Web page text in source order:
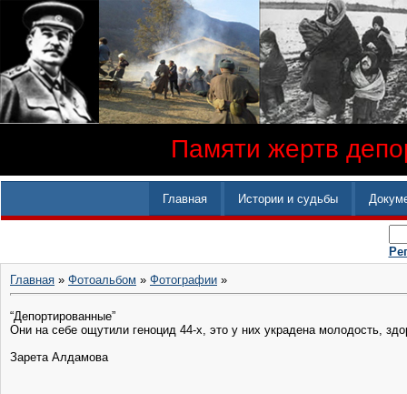
Памяти жертв
Главная Истории и судьбы
Главная » Фотоальбом » Фотографии »
“Депортированные”
Они на себе ощутили геноцид 44-х, это у них украдена молодость,
Зарета Алдамова